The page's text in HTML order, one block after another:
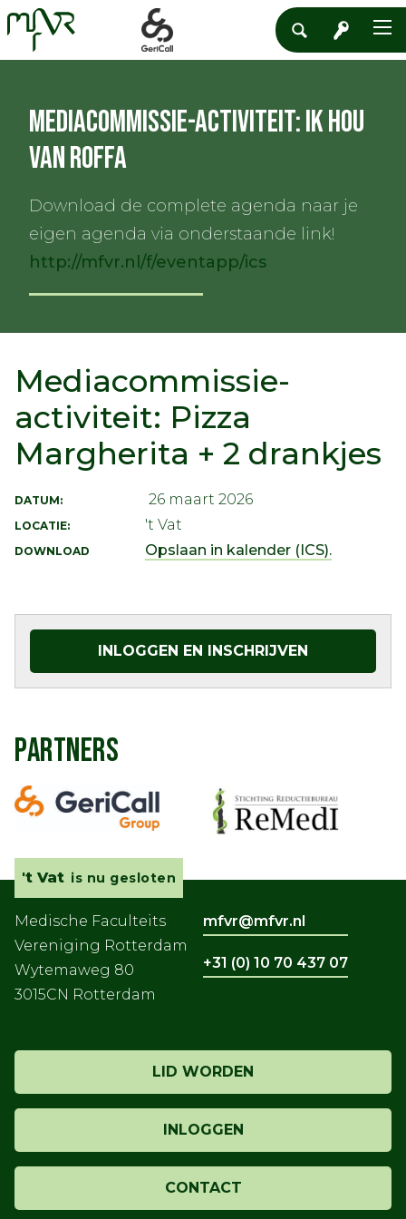
Mediacommissie-activiteit: Ik hou
van Roffa
Download de complete agenda naar je
eigen agenda via onderstaande link!
http://mfvr.nl/f/eventapp/ics
Mediacommissie-
activiteit: Pizza
Margherita + 2 drankjes
DATUM: 26 maart 2026
LOCATIE: 't Vat
DOWNLOAD Opslaan in kalender (ICS).
INLOGGEN EN INSCHRIJVEN
PARTNERS
't Vat is nu gesloten
Medische Faculteits
Vereniging Rotterdam
Wytemaweg 80
3015CN Rotterdam
LID WORDEN
INLOGGEN
CONTACT
mfvr@mfvr.nl
+31 (0) 10 70 437 07